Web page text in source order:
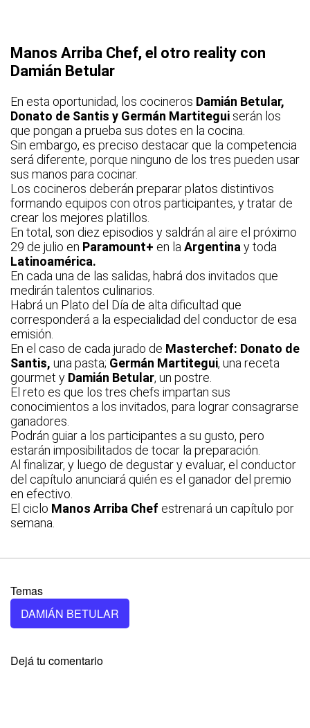
Manos Arriba Chef, el otro reality con
Damián Betular
En esta oportunidad, los cocineros Damián Betular,
Donato de Santis y Germán Martitegui serán los
que pongan a prueba sus dotes en la cocina.
Sin embargo, es preciso destacar que la competencia
será diferente, porque ninguno de los tres pueden usar
sus manos para cocinar.
Los cocineros deberán preparar platos distintivos
formando equipos con otros participantes, y tratar de
crear los mejores platillos.
En total, son diez episodios y saldrán al aire el próximo
29 de julio en Paramount+ en la Argentina y toda
Latinoamérica.
En cada una de las salidas, habrá dos invitados que
medirán talentos culinarios.
Habrá un Plato del Día de alta dificultad que
corresponderá a la especialidad del conductor de esa
emisión.
En el caso de cada jurado de Masterchef: Donato de
Santis, una pasta; Germán Martitegui, una receta
gourmet y Damián Betular, un postre.
El reto es que los tres chefs impartan sus
conocimientos a los invitados, para lograr consagrarse
ganadores.
Podrán guiar a los participantes a su gusto, pero
estarán imposibilitados de tocar la preparación.
Al finalizar, y luego de degustar y evaluar, el conductor
del capítulo anunciará quién es el ganador del premio
en efectivo.
El ciclo Manos Arriba Chef estrenará un capítulo por
semana.
Temas
DAMIÁN BETULAR
Dejá tu comentario